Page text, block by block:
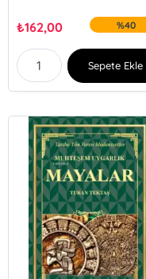
₺162,00 %40
Sepete Ekle